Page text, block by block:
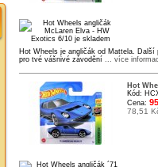
Hot Wheels je angličák od Mattela.
pro tvé vášnivé závodění ... více
Hot
Kód:
Cena:
78,51